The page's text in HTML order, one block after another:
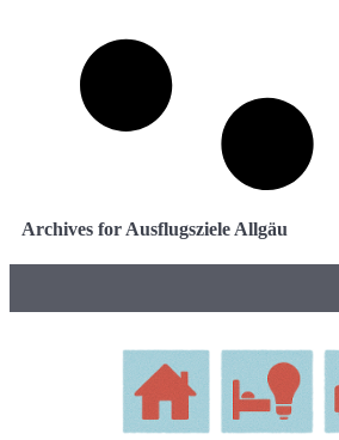
Archives for Ausflugsziele Allgäu